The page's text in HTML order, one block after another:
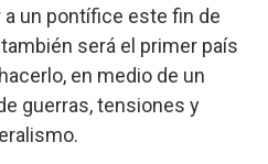
a un pontífice este fin de
será el primer país
en medio de un
guerras, tensiones y